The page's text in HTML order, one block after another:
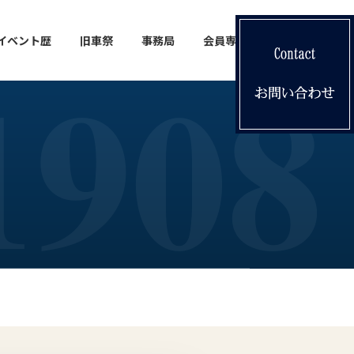
ベント歴 旧車祭 事務局 会員専用